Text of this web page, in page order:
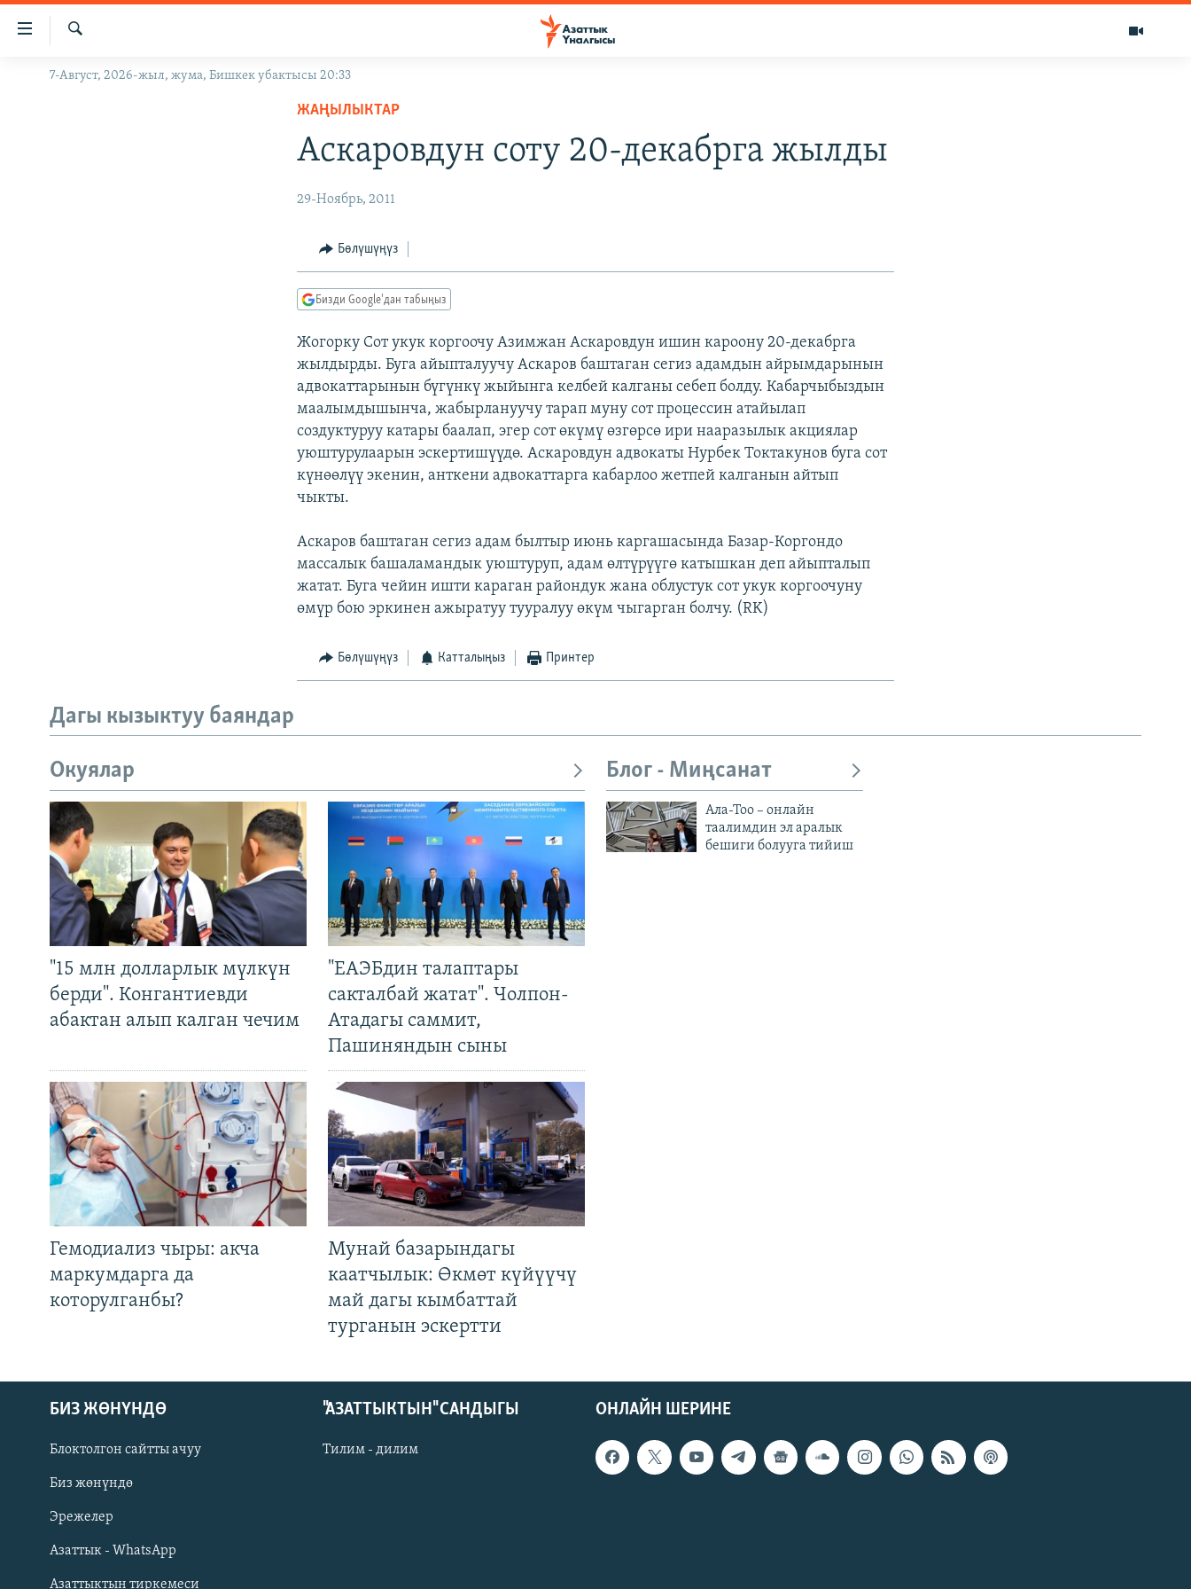
Линктер
Мазмунга
Навигацияга
ЖАҢЫЛЫКТАР
Русский
ОНЛАЙН ШЕРИНЕ
Издөө
7-Август, 2026-жыл, жума, Бишкек убактысы 20:33
ЖАҢЫЛЫКТАР
Аскаровдун соту 20-декабрга жылды
29-Ноябрь, 2011
Бөлүшүңүз
Бизди Google'дан табыңыз
Жогорку Сот укук коргоочу Азимжан Аскаровдун ишин кароону 20-декабрга
жылдырды. Буга айыпталуучу Аскаров баштаган сегиз адамдын айрымдарынын
адвокаттарынын бүгүнкү жыйынга келбей калганы себеп болду. Кабарчыбыздын
маалымдышынча, жабырлануучу тарап муну сот процессин атайылап
создуктуруу катары баалап, эгер сот өкүмү өзгөрсө ири нааразылык акциялар
уюштурулаарын эскертишүүдө. Аскаровдун адвокаты Нурбек Токтакунов буга сот
күнөөлүү экенин, анткени адвокаттарга кабарлоо жетпей калганын айтып
чыкты.
Аскаров баштаган сегиз адам былтыр июнь каргашасында Базар-Коргондо
массалык башаламандык уюштуруп, адам өлтүрүүгө катышкан деп айыпталып
жатат. Буга чейин ишти караган райондук жана облустук сот укук коргоочуну
өмүр бою эркинен ажыратуу тууралуу өкүм чыгарган болчу. (RK)
Бөлүшүңүз Катталыңыз Принтер
Дагы кызыктуу баяндар
Окуялар
"15 млн долларлык мүлкүн
берди". Конгантиевди
абактан алып калган чечим
"ЕАЭБдин талаптары
сакталбай жатат". Чолпон-
Атадагы саммит,
Пашиняндын сыны
Гемодиализ чыры: акча
маркумдарга да
которулганбы?
Мунай базарындагы
каатчылык: Өкмөт күйүүчү
май дагы кымбаттай
турганын эскертти
Блог - Миңсанат
Ала-Тоо – онлайн
таалимдин эл аралык
бешиги болууга тийиш
ОНЛАЙН ШЕРИНЕ
БИЗ ЖӨНҮНДӨ
Блоктолгон сайтты ачуу
Биз жөнүндө
Эрежелер
Азаттык - WhatsApp
Азаттыктын тиркемеси
"АЗАТТЫКТЫН" САНДЫГЫ
Тилим - дилим